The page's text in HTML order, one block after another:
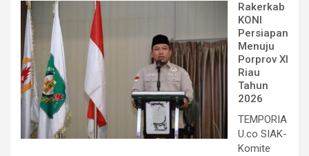
Rakerkab
KONI
Persiapan
Menuju
Porprov XI
Riau
Tahun
2026
TEMPORIA
U.co SIAK-
Komite